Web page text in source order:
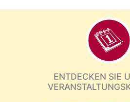
ENTDECKEN SIE